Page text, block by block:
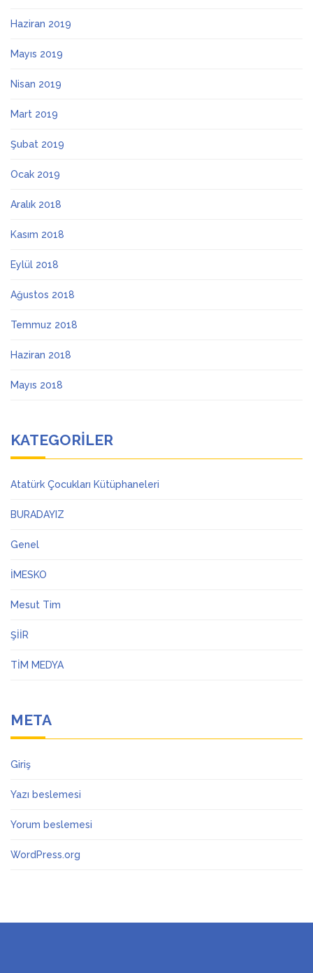
Haziran 2019
Mayıs 2019
Nisan 2019
Mart 2019
Şubat 2019
Ocak 2019
Aralık 2018
Kasım 2018
Eylül 2018
Ağustos 2018
Temmuz 2018
Haziran 2018
Mayıs 2018
KATEGORILER
Atatürk Çocukları Kütüphaneleri
BURADAYIZ
Genel
İMESKO
Mesut Tim
ŞİİR
TİM MEDYA
META
Giriş
Yazı beslemesi
Yorum beslemesi
WordPress.org